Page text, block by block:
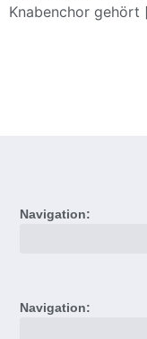
Knabenchor gehört
Navigation:
Navigation: